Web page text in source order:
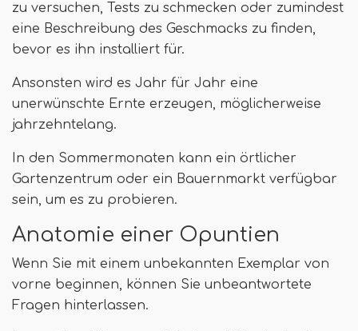
zu versuchen, Tests zu schmecken oder zumindest
eine Beschreibung des Geschmacks zu finden,
bevor es ihn installiert für.
Ansonsten wird es Jahr für Jahr eine
unerwünschte Ernte erzeugen, möglicherweise
jahrzehntelang.
In den Sommermonaten kann ein örtlicher
Gartenzentrum oder ein Bauernmarkt verfügbar
sein, um es zu probieren.
Anatomie einer Opuntien
Wenn Sie mit einem unbekannten Exemplar von
vorne beginnen, können Sie unbeantwortete
Fragen hinterlassen.